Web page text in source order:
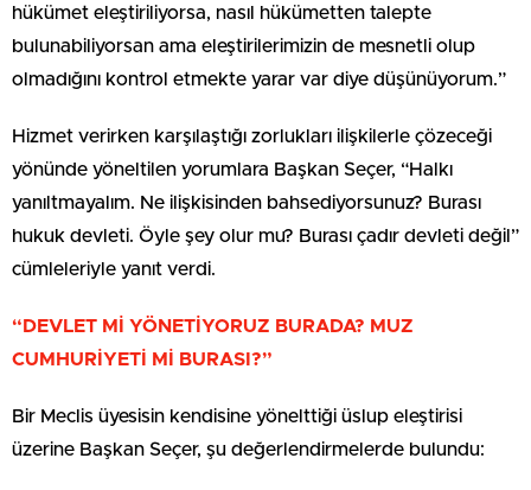
hükümet eleştiriliyorsa, nasıl hükümetten talepte
bulunabiliyorsan ama eleştirilerimizin de mesnetli olup
olmadığını kontrol etmekte yarar var diye düşünüyorum.”
Hizmet verirken karşılaştığı zorlukları ilişkilerle çözeceği
yönünde yöneltilen yorumlara Başkan Seçer, “Halkı
yanıltmayalım. Ne ilişkisinden bahsediyorsunuz? Burası
hukuk devleti. Öyle şey olur mu? Burası çadır devleti değil”
cümleleriyle yanıt verdi.
“DEVLET Mİ YÖNETİYORUZ BURADA? MUZ
CUMHURİYETİ Mİ BURASI?”
Bir Meclis üyesisin kendisine yönelttiği üslup eleştirisi
üzerine Başkan Seçer, şu değerlendirmelerde bulundu: